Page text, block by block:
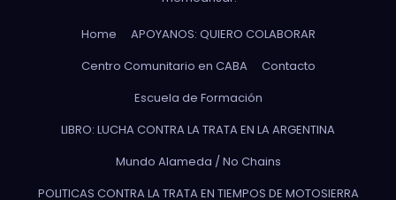
Home
APOYANOS: QUIERO COLABORAR
Centro Comunitario en CABA
Contacto
Escuela de Formación
LIBRO: LUCHA CONTRA LA TRATA EN LA ARGENTINA
Mundo Alameda / No Chains
POLITICAS CONTRA LA TRATA EN TIEMPOS DE MOTOSIERRA